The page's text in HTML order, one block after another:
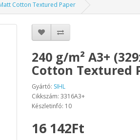
Cotton Textured Paper
240 g/m² A3+
Cotton Textured
Gyártó: SIHL
Cikkszám: 3316A3+
Készletinfó: 10
16 142Ft